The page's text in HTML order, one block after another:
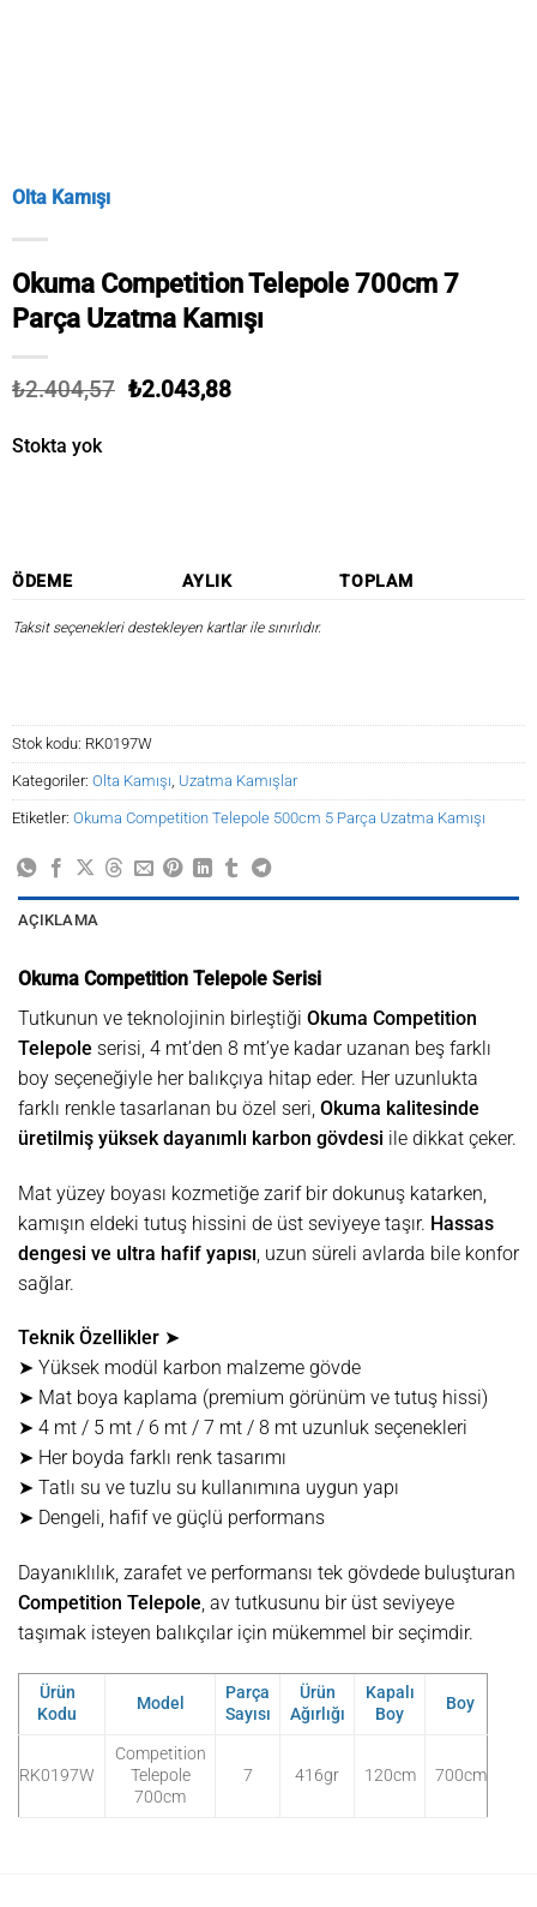
Olta Kamışı
Okuma Competition Telepole 700cm 7
Parça Uzatma Kamışı
₺2.404,57 Orijinal
₺2.043,88Şu
Stokta yok
ÖDEME AYLIK TOPLAM
Taksit seçenekleri destekleyen kartlar ile sınırlıdır.
Stok kodu: RK0197W
Kategoriler: Olta Kamışı, Uzatma Kamışlar
Etiketler: Okuma Competition Telepole 500cm 5 Parça Uzatma Kamışı
AÇIKLAMA
Okuma Competition Telepole Serisi
Tutkunun ve teknolojinin birleştiği Okuma Competition
Telepole serisi, 4 mt’den 8 mt’ye kadar uzanan beş farklı
boy seçeneğiyle her balıkçıya hitap eder. Her uzunlukta
farklı renkle tasarlanan bu özel seri, Okuma kalitesinde
üretilmiş yüksek dayanımlı karbon gövdesi ile dikkat çeker.
Mat yüzey boyası kozmetiğe zarif bir dokunuş katarken,
kamışın eldeki tutuş hissini de üst seviyeye taşır. Hassas
dengesi ve ultra hafif yapısı , uzun süreli avlarda bile konfor
sağlar.
Teknik Özellikler ➤
➤ Yüksek modül karbon malzeme gövde
➤ Mat boya kaplama (premium görünüm ve tutuş hissi)
➤ 4 mt / 5 mt / 6 mt / 7 mt / 8 mt uzunluk seçenekleri
➤ Her boyda farklı renk tasarımı
➤ Tatlı su ve tuzlu su kullanımına uygun yapı
➤ Dengeli, hafif ve güçlü performans
Dayanıklılık, zarafet ve performansı tek gövdede buluşturan
Competition Telepole, av tutkusunu bir üst seviyeye
taşımak isteyen balıkçılar için mükemmel bir seçimdir.
Ürün
Kodu
Model
Parça
Sayısı
Ürün
Ağırlığı
Kapalı
Boy
Boy
RK0197W
Competition
Telepole
700cm
7 416gr 120cm 700cm